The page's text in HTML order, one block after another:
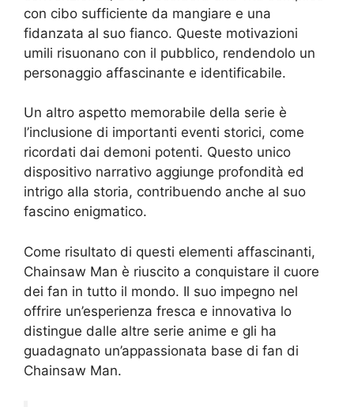
con cibo sufficiente da mangiare e una
fidanzata al suo fianco. Queste motivazioni
umili risuonano con il pubblico, rendendolo un
personaggio affascinante e identificabile.
Un altro aspetto memorabile della serie è
l’inclusione di importanti eventi storici, come
ricordati dai demoni potenti. Questo unico
dispositivo narrativo aggiunge profondità ed
intrigo alla storia, contribuendo anche al suo
fascino enigmatico.
Come risultato di questi elementi affascinanti,
Chainsaw Man è riuscito a conquistare il cuore
dei fan in tutto il mondo. Il suo impegno nel
offrire un’esperienza fresca e innovativa lo
distingue dalle altre serie anime e gli ha
guadagnato un’appassionata base di fan di
Chainsaw Man.